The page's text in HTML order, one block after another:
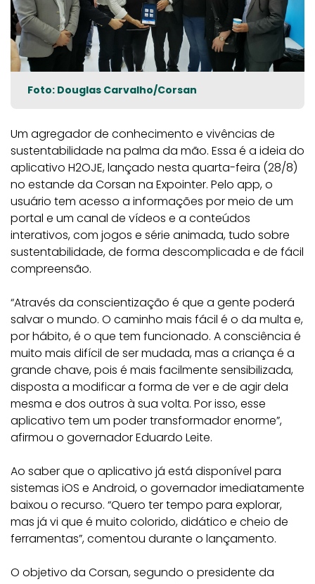
Foto: Douglas Carvalho/Corsan
Um agregador de conhecimento e vivências de
sustentabilidade na palma da mão. Essa é a ideia do
aplicativo H2OJE, lançado nesta quarta-feira (28/8)
no estande da Corsan na Expointer. Pelo app, o
usuário tem acesso a informações por meio de um
portal e um canal de vídeos e a conteúdos
interativos, com jogos e série animada, tudo sobre
sustentabilidade, de forma descomplicada e de fácil
compreensão.
“Através da conscientização é que a gente poderá
salvar o mundo. O caminho mais fácil é o da multa e,
por hábito, é o que tem funcionado. A consciência é
muito mais difícil de ser mudada, mas a criança é a
grande chave, pois é mais facilmente sensibilizada,
disposta a modificar a forma de ver e de agir dela
mesma e dos outros à sua volta. Por isso, esse
aplicativo tem um poder transformador enorme”,
afirmou o governador Eduardo Leite.
Ao saber que o aplicativo já está disponível para
sistemas iOS e Android, o governador imediatamente
baixou o recurso. “Quero ter tempo para explorar,
mas já vi que é muito colorido, didático e cheio de
ferramentas”, comentou durante o lançamento.
O objetivo da Corsan, segundo o presidente da